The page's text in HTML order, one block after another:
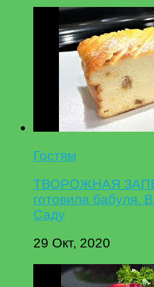
Гостям
ТВОРОЖНАЯ
готовила бабуля.
Саду
29 Окт, 2020